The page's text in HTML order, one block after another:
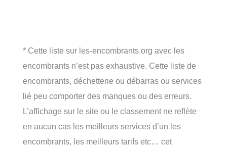
* Cette liste sur les-encombrants.org avec les
encombrants n’est pas exhaustive. Cette liste de
encombrants, déchetterie ou débarras ou services
lié peu comporter des manques ou des erreurs.
L’affichage sur le site ou le classement ne reflète
en aucun cas les meilleurs services d’un les
encombrants, les meilleurs tarifs etc… cet